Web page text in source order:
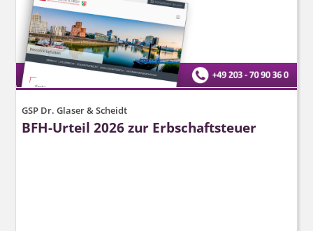
GSP Dr. Glaser & Scheidt
BFH-Urteil 2026 zur Erbschaftsteuer